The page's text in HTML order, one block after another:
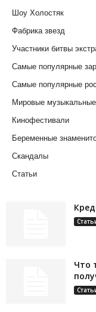
Шоу Холостяк
Фабрика звезд
Участники битвы
Самые популярные
Самые популярные
Мировые
Кинофестивали
Беременные
Скандалы
Статьи
Что